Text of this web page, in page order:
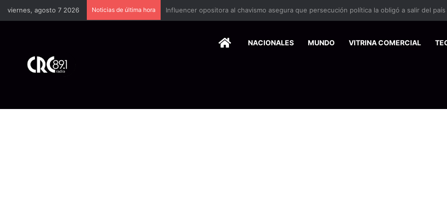
viernes, agosto 7 2026 Noticias de última hora Industria plástica se suma a la economía circular
HOMENACIONALES MUNDO VITRINA COMERCIAL